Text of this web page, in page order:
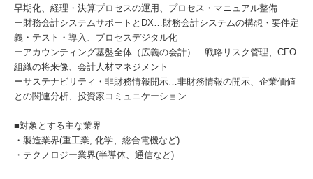
早期化、経理・決算プロセスの運用、プロセス・マニュアル整備
ー財務会計システムサポートとDX…財務会計システムの構想・要件定
義・テスト・導入、プロセスデジタル化
ーアカウンティング基盤全体（広義の会計）…戦略リスク管理、CFO
組織の将来像、会計人材マネジメント
ーサステナビリティ・非財務情報開示…非財務情報の開示、企業価値
との関連分析、投資家コミュニケーション
■対象とする主な業界
・製造業界(重工業, 化学、総合電機など)
・テクノロジー業界(半導体、通信など)